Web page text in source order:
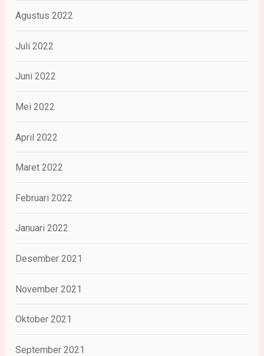
Agustus 2022
Juli 2022
Juni 2022
Mei 2022
April 2022
Maret 2022
Februari 2022
Januari 2022
Desember 2021
November 2021
Oktober 2021
September 2021